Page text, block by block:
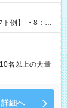
名以上の大量
詳細へ